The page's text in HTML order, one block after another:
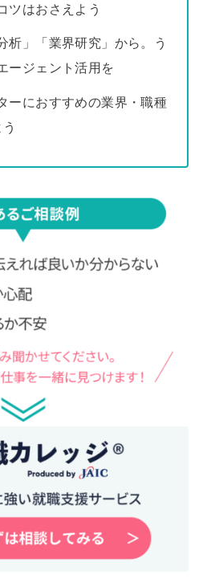
ツはおさえよう
析」「業界研究」から。う
ージェント活用を
ーにおすすめの業界・職種